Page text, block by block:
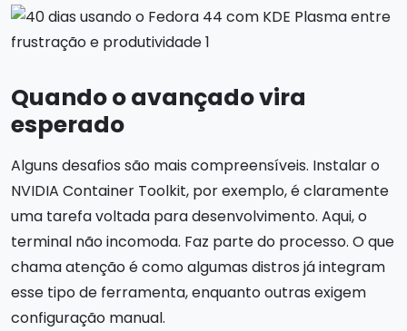
Quando o avançado vira
esperado
Alguns desafios são mais compreensíveis. Instalar o
NVIDIA Container Toolkit, por exemplo, é claramente
uma tarefa voltada para desenvolvimento. Aqui, o
terminal não incomoda. Faz parte do processo. O que
chama atenção é como algumas distros já integram
esse tipo de ferramenta, enquanto outras exigem
configuração manual.